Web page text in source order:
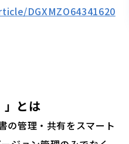
DGXMZO64341620
とは
の管理・共有をスマート